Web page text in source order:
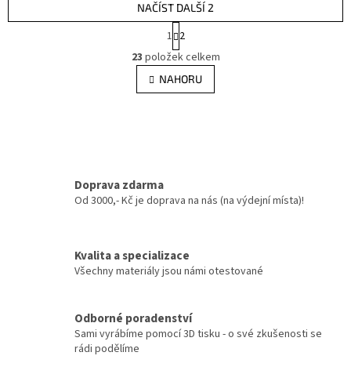
O
v
l
á
v
ý
p
u
NAČÍST DALŠÍ 2
S
t
r
á
n
k
1 2
23 položek celkem
NAHORU
Doprava zdarma
Od 3000,- Kč je doprava na nás (na výdejní místa)!
Kvalita a specializace
Všechny materiály jsou námi otestované
Odborné poradenství
Sami vyrábíme pomocí 3D tisku - o své zkušenosti se
rádi podělíme